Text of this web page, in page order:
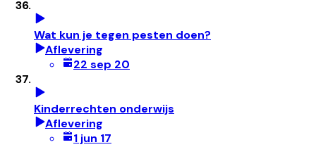
Wat kun je tegen pesten doen?
Aflevering
22 sep 20
Kinderrechten onderwijs
Aflevering
1 jun 17